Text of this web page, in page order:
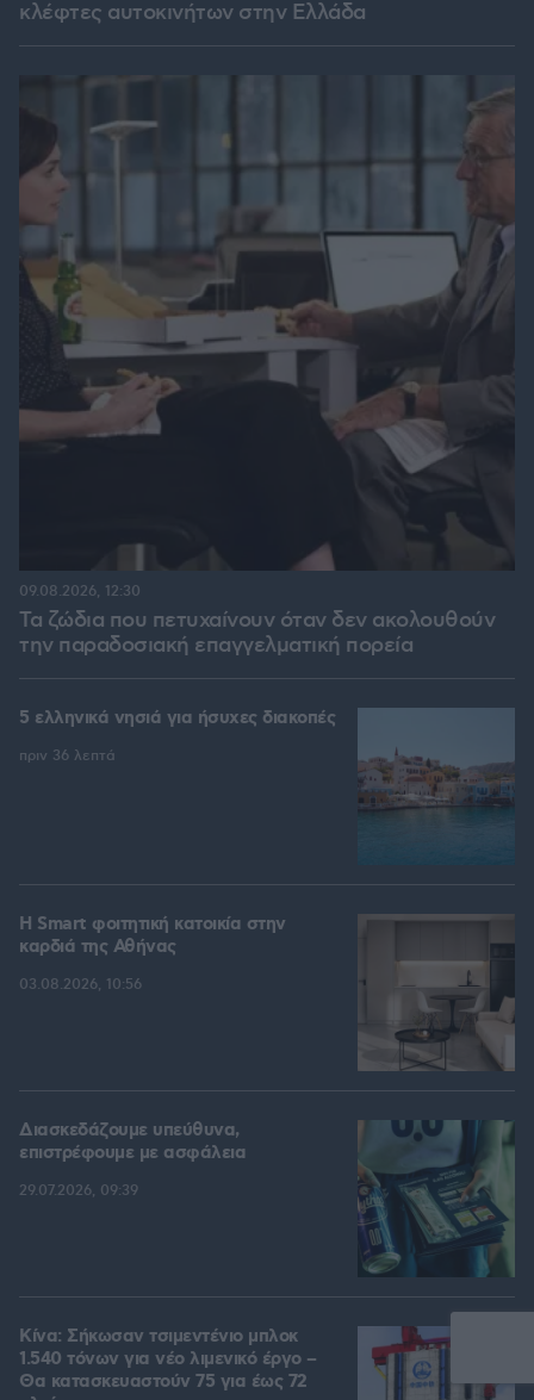
κλέφτες αυτοκινήτων στην Ελλάδα
Τα ζώδια που πετυχαίνουν όταν δεν ακολουθούν
την παραδοσιακή επαγγελματική πορεία
09.08.2026, 12:30
5 ελληνικά νησιά για ήσυχες διακοπές
πριν 36 λεπτά
Η Smart φοιτητική κατοικία στην
καρδιά της Αθήνας
03.08.2026, 10:56
Διασκεδάζουμε υπεύθυνα,
επιστρέφουμε με ασφάλεια
29.07.2026, 09:39
Κίνα: Σήκωσαν τσιμεντένιο μπλοκ
1.540 τόνων για νέο λιμενικό έργο –
Θα κατασκευαστούν 75 για έως 72